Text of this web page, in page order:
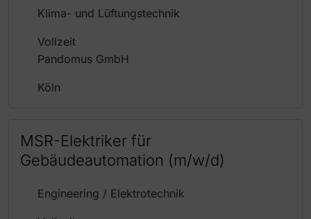
Klima- und Lüftungstechnik
Vollzeit
Pandomus GmbH
Köln
MSR-Elektriker für
Gebäudeautomation (m/w/d)
Engineering / Elektrotechnik